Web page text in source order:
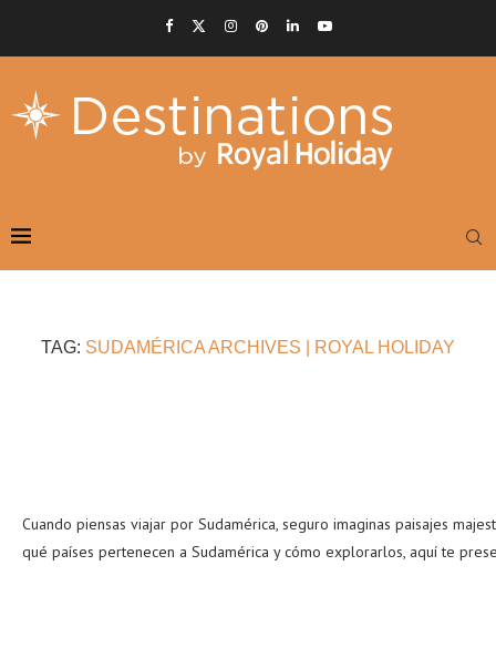
TAG: SUDAMÉRICA ARCHIVES | ROYAL HOLIDAY
Cuando piensas viajar por Sudamérica, seguro imaginas paisajes
qué países pertenecen a Sudamérica y cómo explorarlos, aquí te